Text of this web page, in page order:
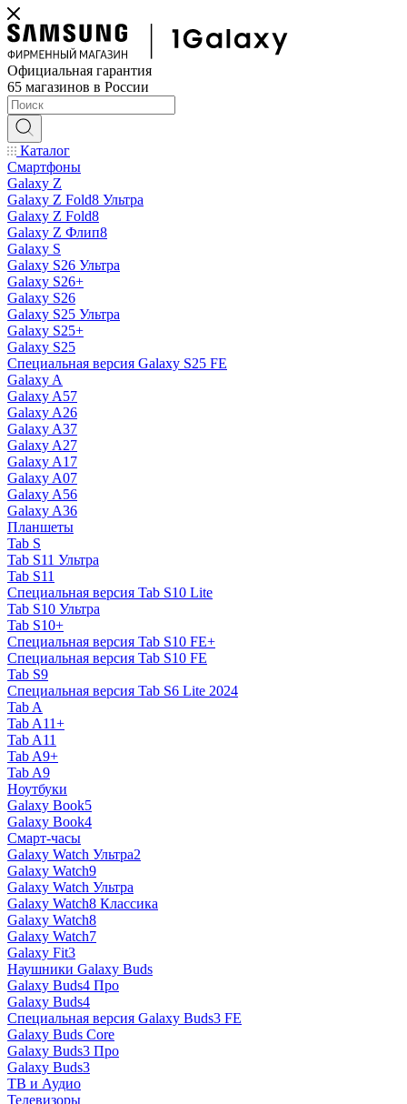
Официальная гарантия
65 магазинов в России
Каталог
Смартфоны
Galaxy Z
Galaxy Z Fold8 Ультра
Galaxy Z Fold8
Galaxy Z Флип8
Galaxy S
Galaxy S26 Ультра
Galaxy S26+
Galaxy S26
Galaxy S25 Ультра
Galaxy S25+
Galaxy S25
Специальная версия Galaxy S25 FE
Galaxy A
Galaxy A57
Galaxy A26
Galaxy A37
Galaxy A27
Galaxy A17
Galaxy A07
Galaxy A56
Galaxy A36
Планшеты
Tab S
Tab S11 Ультра
Tab S11
Специальная версия Tab S10 Lite
Tab S10 Ультра
Tab S10+
Специальная версия Tab S10 FE+
Специальная версия Tab S10 FE
Tab S9
Специальная версия Tab S6 Lite 2024
Tab A
Tab A11+
Tab A11
Tab A9+
Tab A9
Ноутбуки
Galaxy Book5
Galaxy Book4
Смарт-часы
Galaxy Watch Ультра2
Galaxy Watch9
Galaxy Watch Ультра
Galaxy Watch8 Классика
Galaxy Watch8
Galaxy Watch7
Galaxy Fit3
Наушники Galaxy Buds
Galaxy Buds4 Про
Galaxy Buds4
Специальная версия Galaxy Buds3 FE
Galaxy Buds Core
Galaxy Buds3 Про
Galaxy Buds3
ТВ и Аудио
Телевизоры